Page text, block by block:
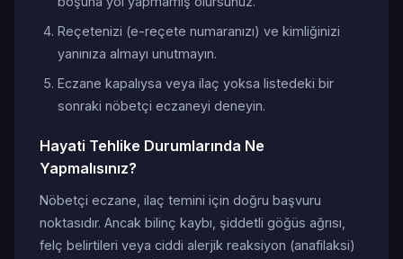
Reçetenizi (e-reçete numaranızı) ve kimliğinizi
yanınıza almayı unutmayın.
Eczane kapalıysa veya ilaç yoksa listedeki bir
sonraki nöbetçi eczaneyi deneyin.
Hayati Tehlike Durumlarında Ne
Yapmalısınız?
Nöbetçi eczane, ilaç temini için doğru başvuru
noktasıdır. Ancak bilinç kaybı, şiddetli göğüs ağrısı,
felç belirtileri veya ciddi alerjik reaksiyon (anafilaksi)